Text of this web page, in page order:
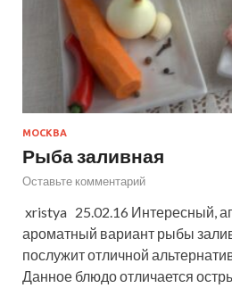
МОСКВА
Рыба заливная
Оставьте комментарий
xristya 25.02.16 Интересный,
ароматный вариант рыбы
послужит отличной
Данное блюдо отличается